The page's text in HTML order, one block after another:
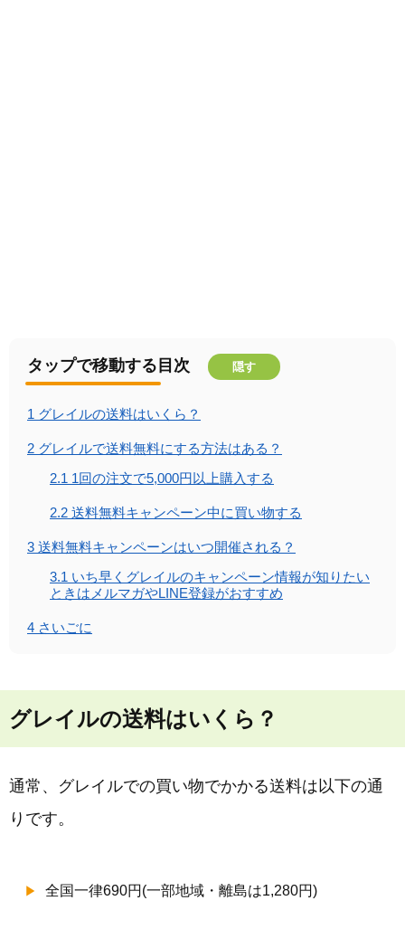
タップで移動する目次 隠す
1 グレイルの送料はいくら？
2 グレイルで送料無料にする方法はある？
2.1 1回の注文で5,000円以上購入する
2.2 送料無料キャンペーン中に買い物する
3 送料無料キャンペーンはいつ開催される？
3.1 いち早くグレイルのキャンペーン情報が知りたい
ときはメルマガやLINE登録がおすすめ
4 さいごに
グレイルの送料はいくら？
通常、グレイルでの買い物でかかる送料は以下の通
りです。
全国一律690円(一部地域・離島は1,280円)